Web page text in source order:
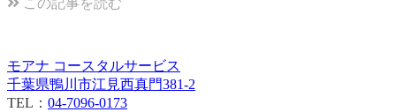
この記事を読む
モアナ コースタルサービス
千葉県鴨川市江見西真門381-2
TEL： 04-7096-0173